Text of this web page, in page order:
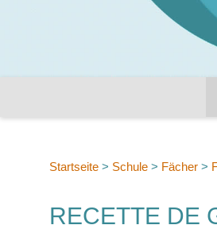
Startseite > Schule > Fächer >
RECETTE DE